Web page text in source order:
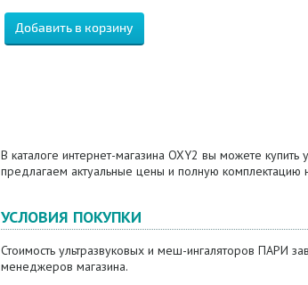
В каталоге интернет-магазина OXY2 вы можете
предлагаем актуальные цены и полную
УСЛОВИЯ ПОКУПКИ
Стоимость ультразвуковых и меш-ингаляторов ПАРИ
менеджеров магазина.